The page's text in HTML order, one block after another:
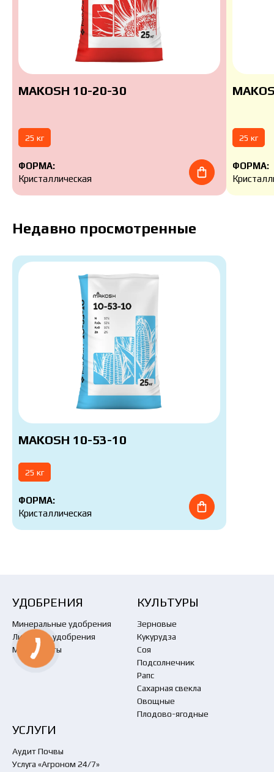
MAKOSH 10-20-30
25 кг
ФОРМА:
Кристаллическая
25 кг
ФОРМА:
Недавно просмотренные
MAKOSH 10-53-10
25 кг
ФОРМА:
Кристаллическая
УДОБРЕНИЯ
Минеральные удобрения
Листовые удобрения
Мелиоранты
КУЛЬТУРЫ
Зерновые
Кукурудза
Соя
Подсолнечник
Рапс
Сахарная свекла
Овощные
Плодово-ягодные
УСЛУГИ
Аудит Почвы
Услуга «Агроном 24/7»